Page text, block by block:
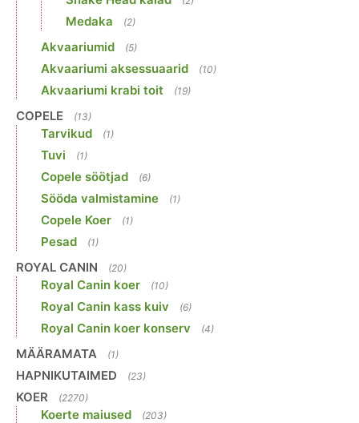
Medaka (2)
Akvaariumid (5)
Akvaariumi aksessuaarid (10)
Akvaariumi krabi toit (19)
COPELE (13)
Tarvikud (1)
Tuvi (1)
Copele söötjad (6)
Sööda valmistamine (1)
Copele Koer (1)
Pesad (1)
ROYAL CANIN (20)
Royal Canin koer (10)
Royal Canin kass kuiv (6)
Royal Canin koer konserv (4)
MÄÄRAMATA (1)
HAPNIKUTAIMED (23)
KOER (2270)
Koerte maiused (203)